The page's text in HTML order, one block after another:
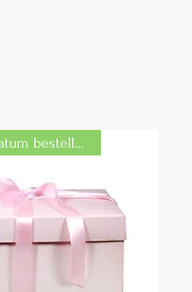
Zum gewünsten Datum bestellbar